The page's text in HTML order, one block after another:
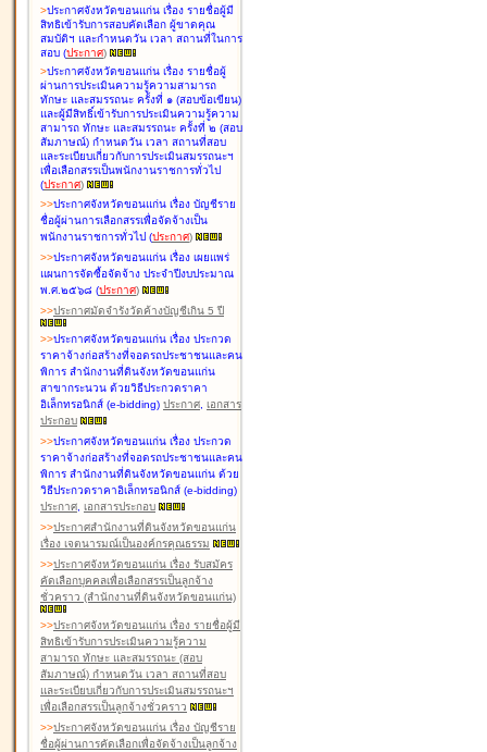
>ประกาศจังหวัดขอนแก่น เรื่อง รายชื่อผู้มี
สิทธิเข้ารับการสอบคัดเลือก ผู้ขาดคุณ
สมบัติฯ และกำหนดวัน เวลา สถานที่ในการ
สอบ (ประกาศ)
>ประกาศจังหวัดขอนแก่น เรื่อง รายชื่อผู้
ผ่านการประเมินความรู้ความสามารถ
ทักษะ และสมรรถนะ ครั้งที่ ๑ (สอบข้อเขียน)
และผู้มีสิทธิ์เข้ารับการประเมินความรู้ความ
สามารถ ทักษะ และสมรรถนะ ครั้งที่ ๒ (สอบ
สัมภาษณ์) กำหนดวัน เวลา สถานที่สอบ
และระเบียบเกี่ยวกับการประเมินสมรรถนะฯ
เพื่อเลือกสรรเป็นพนักงานราชการทั่วไป
(ประกาศ)
>>ประกาศจังหวัดขอนแก่น เรื่อง บัญชีราย
ชื่อผู้ผ่านการเลือกสรรเพื่อจัดจ้างเป็น
พนักงานราชการทั่วไป (ประกาศ)
>>ประกาศจังหวัดขอนแก่น เรื่อง เผยแพร่
แผนการจัดซื้อจัดจ้าง ประจำปีงบประมาณ
พ.ศ.๒๕๖๘ (ประกาศ)
>>ประกาศมัดจำรังวัดค้างบัญชีเกิน 5 ปี
>>ประกาศจังหวัดขอนแก่น เรื่อง ประกวด
ราคาจ้างก่อสร้างที่จอดรถประชาชนและคน
พิการ สำนักงานที่ดินจังหวัดขอนแก่น
สาขากระนวน ด้วยวิธีประกวดราคา
อิเล็กทรอนิกส์ (e-bidding) ประกาศ, เอกสาร
ประกอบ
>>ประกาศจังหวัดขอนแก่น เรื่อง ประกวด
ราคาจ้างก่อสร้างที่จอดรถประชาชนและคน
พิการ สำนักงานที่ดินจังหวัดขอนแก่น ด้วย
วิธีประกวดราคาอิเล็กทรอนิกส์ (e-bidding)
ประกาศ, เอกสารประกอบ
>>ประกาศสำนักงานที่ดินจังหวัดขอนแก่น
เรื่อง เจตนารมณ์เป็นองค์กรคุณธรรม
>>ประกาศจังหวัดขอนแก่น เรื่อง รับสมัคร
คัดเลือกบุคคลเพื่อเลือกสรรเป็นลูกจ้าง
ชั่วคราว (สำนักงานที่ดินจังหวัดขอนแก่น)
>>ประกาศจังหวัดขอนแก่น เรื่อง รายชื่อผู้มี
สิทธิเข้ารับการประเมินความรู้ความ
สามารถ ทักษะ และสมรรถนะ (สอบ
สัมภาษณ์) กำหนดวัน เวลา สถานที่สอบ
และระเบียบเกี่ยวกับการประเมินสมรรถนะฯ
เพื่อเลือกสรรเป็นลูกจ้างชั่วคราว
>>ประกาศจังหวัดขอนแก่น เรื่อง บัญชีราย
ชื่อผู้ผ่านการคัดเลือกเพื่อจัดจ้างเป็นลูกจ้าง